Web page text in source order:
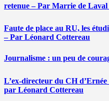
retenue – Par Marrie de Laval
Faute de place au RU, les
– Par Léonard Cottereau
Journalisme : un peu de
L’ex-directeur du CH d’Ernée
par Léonard Cottereau